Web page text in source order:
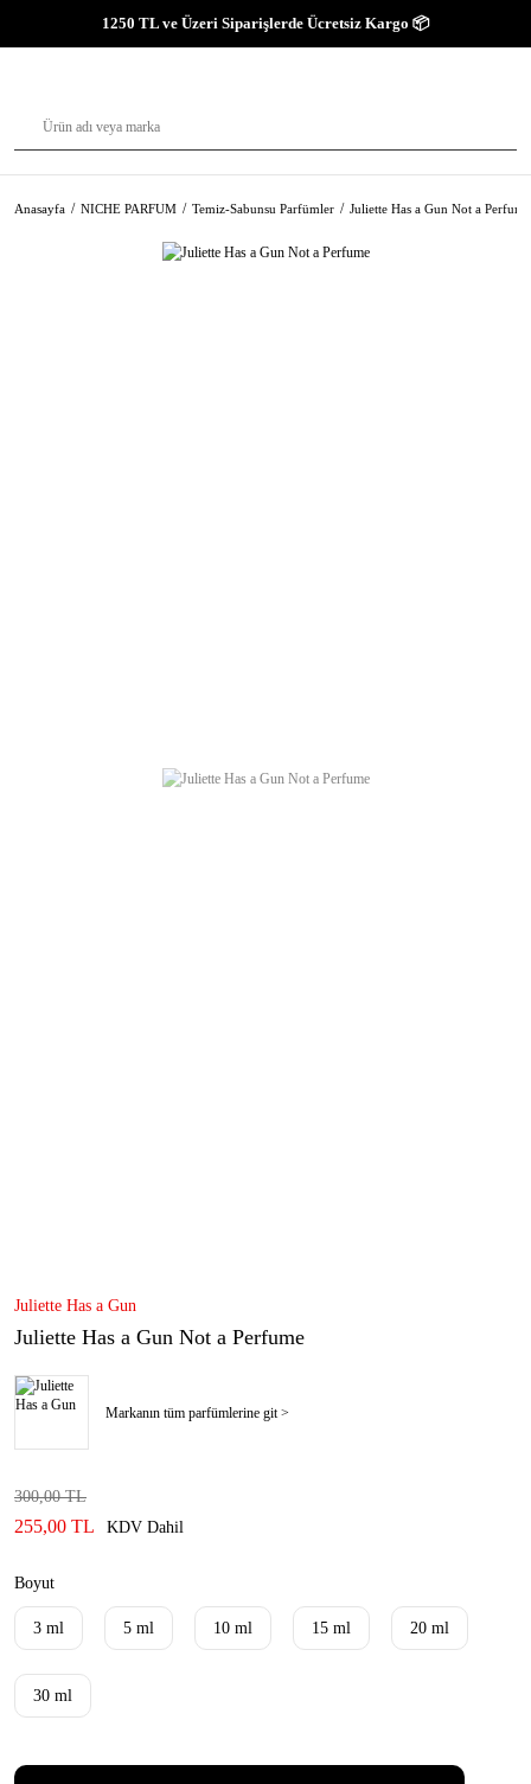
1250 TL ve Üzeri Siparişlerde Ücretsiz Kargo 📦
Anasayfa NICHE PARFUM Temiz-Sabunsu Parfümler Juliette Has a Gun Not a Perfume
Juliette Has a Gun
Juliette Has a Gun Not a Perfume
Markanın tüm parfümlerine git >
300,00 TL
255,00 TL KDV Dahil
Boyut
3 ml 5 ml 10 ml 15 ml 20 ml
30 ml